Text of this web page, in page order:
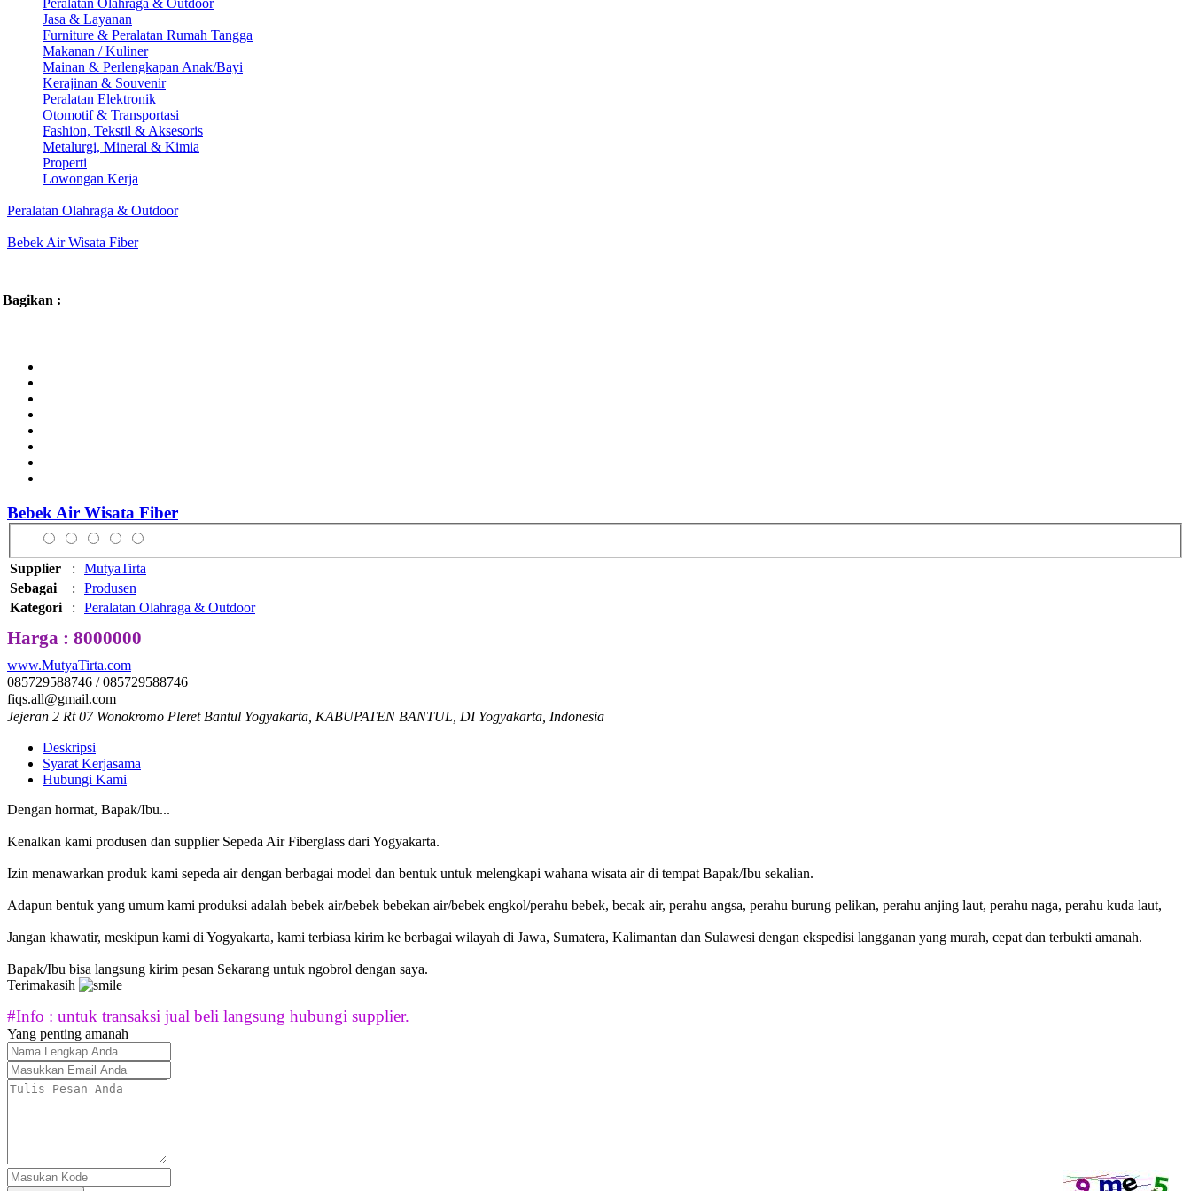
Jasa & Layanan
Furniture & Peralatan Rumah Tangga
Makanan / Kuliner
Mainan & Perlengkapan Anak/Bayi
Kerajinan & Souvenir
Peralatan Elektronik
Otomotif & Transportasi
Fashion, Tekstil & Aksesoris
Metalurgi, Mineral & Kimia
Properti
Lowongan Kerja
Peralatan Olahraga & Outdoor
Bebek Air Wisata Fiber
Bagikan :
Bebek Air Wisata Fiber
Supplier :
MutyaTirta
Sebagai
:
Produsen
Kategori
: Peralatan Olahraga & Outdoor
Harga : 8000000
www.MutyaTirta.com
085729588746 / 085729588746
fiqs.all@gmail.com
Jejeran 2 Rt 07 Wonokromo Pleret Bantul Yogyakarta, KABUPATEN BANTUL, DI Yogyakarta, Indonesia
Deskripsi
Syarat Kerjasama
Hubungi Kami
Dengan hormat, Bapak/Ibu...
Kenalkan kami produsen dan supplier Sepeda Air Fiberglass dari Yogyakarta.
Izin menawarkan produk kami sepeda air dengan berbagai model dan bentuk untuk melengkapi wahana wisata air di tempat Bapak/Ibu sekalian.
Adapun bentuk yang umum kami produksi adalah bebek air/bebek bebekan air/bebek engkol/perahu bebek, becak air, perahu angsa, perahu burung pelikan, perahu anjing laut, perahu naga, perahu kuda laut,
Jangan khawatir, meskipun kami di Yogyakarta, kami terbiasa kirim ke berbagai wilayah di Jawa, Sumatera, Kalimantan dan Sulawesi dengan ekspedisi langganan yang murah, cepat dan terbukti amanah.
Bapak/Ibu bisa langsung kirim pesan Sekarang untuk ngobrol dengan saya.
Terimakasih
#Info : untuk transaksi jual beli langsung hubungi supplier.
Yang penting amanah